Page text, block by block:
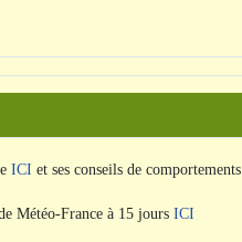
ICI et ses conseils de comportements
Météo-France à 15 jours ICI